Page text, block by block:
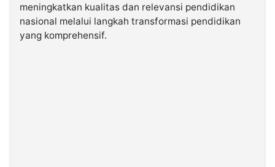
meningkatkan kualitas dan relevansi pendidikan
nasional melalui langkah transformasi pendidikan
yang komprehensif.